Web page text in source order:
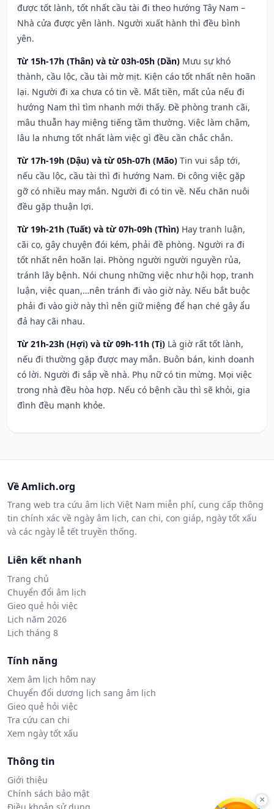
được tốt lành, tốt nhất cầu tài đi theo hướng Tây Nam –
Nhà cửa được yên lành. Người xuất hành thì đều bình
yên.
Từ 15h-17h (Thân) và từ 03h-05h (Dần) Mưu sự khó
thành, cầu lộc, cầu tài mờ mịt. Kiện cáo tốt nhất nên hoãn
lại. Người đi xa chưa có tin về. Mất tiền, mất của nếu đi
hướng Nam thì tìm nhanh mới thấy. Đề phòng tranh cãi,
mâu thuẫn hay miệng tiếng tầm thường. Việc làm chậm,
lâu la nhưng tốt nhất làm việc gì đều cần chắc chắn.
Từ 17h-19h (Dậu) và từ 05h-07h (Mão) Tin vui sắp tới,
nếu cầu lộc, cầu tài thì đi hướng Nam. Đi công việc gặp
gỡ có nhiều may mắn. Người đi có tin về. Nếu chăn nuôi
đều gặp thuận lợi.
Từ 19h-21h (Tuất) và từ 07h-09h (Thìn) Hay tranh luận,
cãi cọ, gây chuyện đói kém, phải đề phòng. Người ra đi
tốt nhất nên hoãn lại. Phòng người người nguyền rủa,
tránh lây bệnh. Nói chung những việc như hội họp, tranh
luận, việc quan,…nên tránh đi vào giờ này. Nếu bắt buộc
phải đi vào giờ này thì nên giữ miệng để hạn ché gây ẩu
đả hay cãi nhau.
Từ 21h-23h (Hợi) và từ 09h-11h (Tị) Là giờ rất tốt lành,
nếu đi thường gặp được may mắn. Buôn bán, kinh doanh
có lời. Người đi sắp về nhà. Phụ nữ có tin mừng. Mọi việc
trong nhà đều hòa hợp. Nếu có bệnh cầu thì sẽ khỏi, gia
đình đều mạnh khỏe.
Về Amlich.org
Trang web tra cứu âm lịch Việt Nam miễn phí, cung cấp thông
tin chính xác về ngày âm lịch, can chi, con giáp, ngày tốt xấu
và các ngày lễ tết truyền thống.
Liên kết nhanh
Trang chủ
Chuyển đổi âm lịch
Gieo quẻ hỏi việc
Lịch năm 2026
Lịch tháng 8
Tính năng
Xem âm lịch hôm nay
Chuyển đổi dương lịch sang âm lịch
Gieo quẻ hỏi việc
Tra cứu can chi
Xem ngày tốt xấu
Thông tin
Giới thiệu
Chính sách bảo mật
×